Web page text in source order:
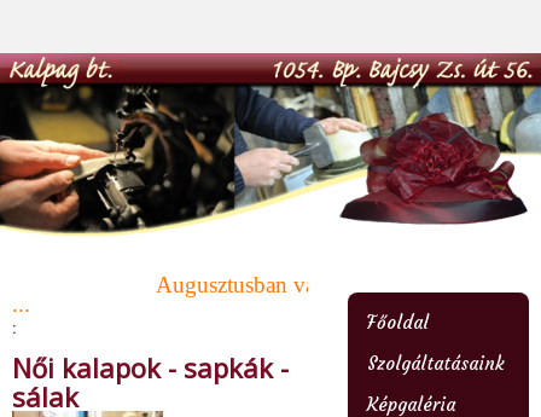
Augusztusban változó nyitvatartás ! Az
...
:
Női kalapok - sapkák -
sálak
Főoldal
Szolgáltatásaink
Képgaléria